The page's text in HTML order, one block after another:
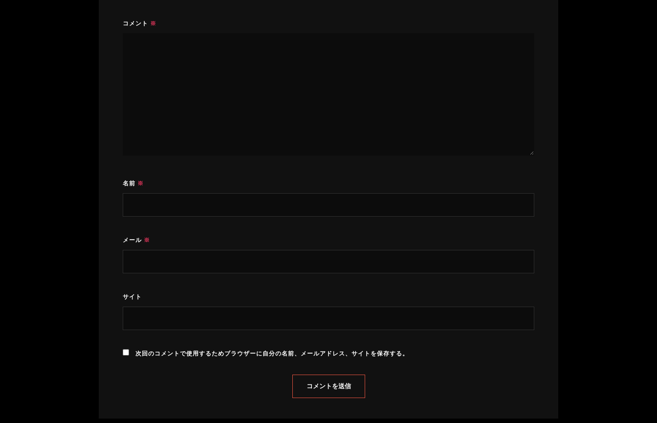
コメント ※
名前 ※
メール ※
サイト
次回のコメントで使用するためブラウザーに自分の名前、メールアドレス、サイトを保存する。